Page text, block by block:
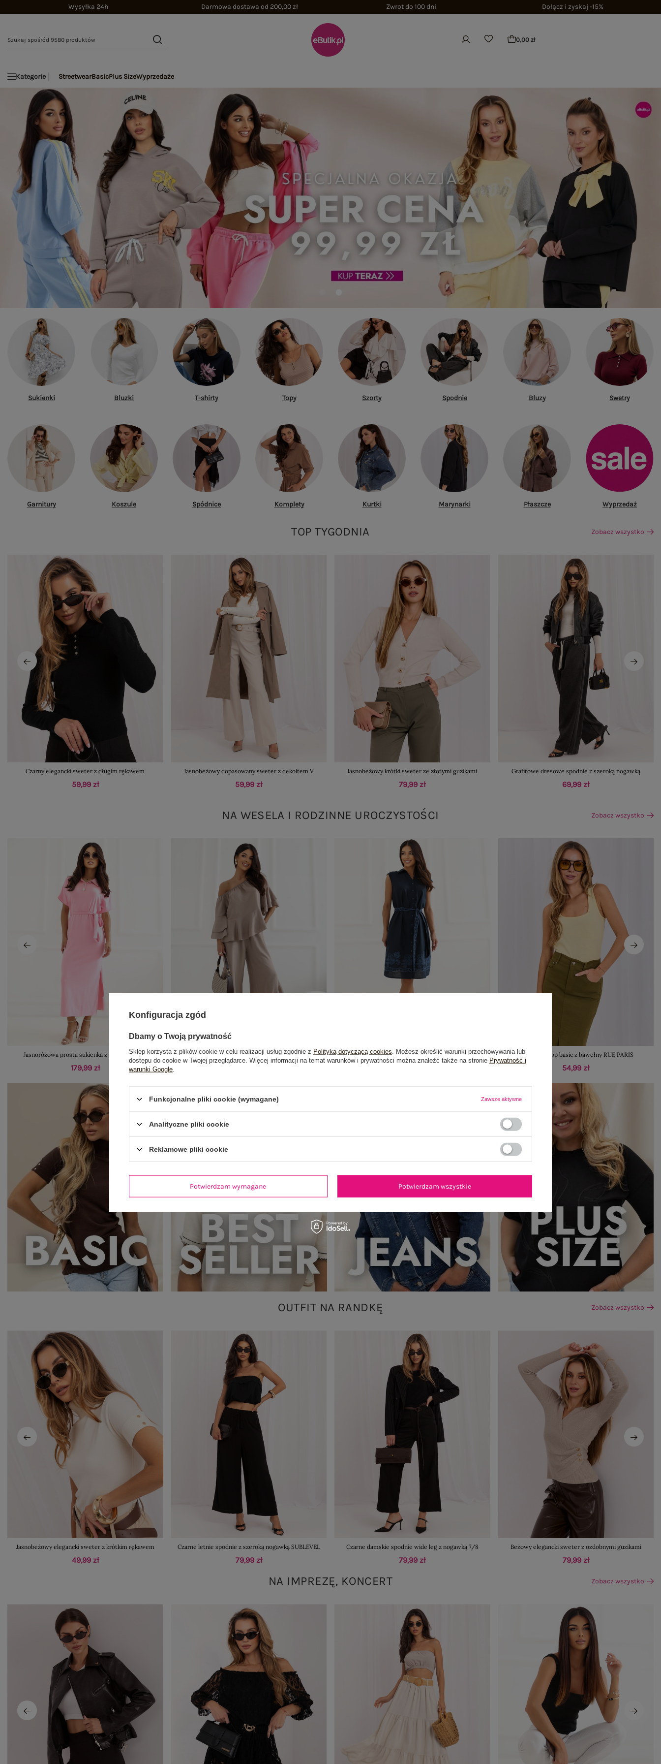
Wysyłka 24h Darmowa dostawa od 200,00 zł Zwrot do 100 dni Dołącz i zyskaj -15%
0,00 zł
Kategorie StreetwearBasicPlus SizeWyprzedaże
Sukienki Bluzki T-shirty Topy Szorty Spodnie Bluzy Swetry
Garnitury Koszule Spódnice Komplety Kurtki Marynarki Płaszcze Wyprzedaż
TOP TYGODNIA Zobacz wszystko
Czarny elegancki sweter z długim rękawem
59,99 zł
Jasnobeżowy dopasowany sweter z dekoltem V
59,99 zł
Jasnobeżowy krótki sweter ze złotymi guzikami
79,99 zł
Grafitowe dresowe spodnie z szeroką nogawką
69,99 zł
NA WESELA I RODZINNE UROCZYSTOŚCI Zobacz wszystko
Jasnoróżowa prosta sukienka z kołnierzykiem
179,99 zł
Fango letni komplet z bluzką hiszpanką RUE PARIS Granatowa letnia sukienka bez rękawów Jasnożółty top basic z bawełny RUE PARIS
54,99 zł
OUTFIT NA RANDKĘ Zobacz wszystko
Jasnobeżowy elegancki sweter z krótkim rękawem
49,99 zł
Czarne letnie spodnie z szeroką nogawką SUBLEVEL
79,99 zł
Czarne damskie spodnie wide leg z nogawką 7/8
79,99 zł
Beżowy elegancki sweter z ozdobnymi guzikami
79,99 zł
NA IMPREZĘ, KONCERT Zobacz wszystko
Konfiguracja zgód
Dbamy o Twoją prywatność
Sklep korzysta z plików cookie w celu realizacji usług zgodnie z Polityką dotyczącą cookies . Możesz określić warunki przechowywania lub
dostępu do cookie w Twojej przeglądarce. Więcej informacji na temat warunków i prywatności można znaleźć także na stronie Prywatność i
warunki Google
Funkcjonalne pliki cookie (wymagane) Zawsze aktywne
Analityczne pliki cookie
Reklamowe pliki cookie
Potwierdzam wymagane Potwierdzam wszystkie